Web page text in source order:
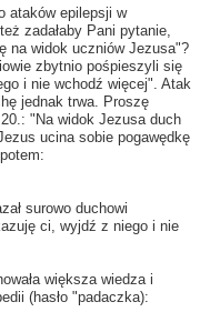
ataków epilepsji w
zadałaby Pani pytanie,
na widok uczniów Jezusa"?
zbytnio pośpieszyli się
i nie wchodź więcej". Atak
jednak trwa. Proszę
"Na widok Jezusa duch
ucina sobie pogawędkę
surowo duchowi
ci, wyjdź z niego i nie
większa wiedza i
(hasło "padaczka):